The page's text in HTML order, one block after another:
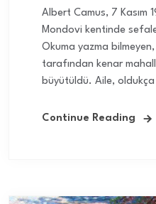
Albert Camus, 7 Kasım
Mondovi kentinde
Okuma yazma
tarafından kenar
büyütüldü. Aile, oldukça
Continue Reading